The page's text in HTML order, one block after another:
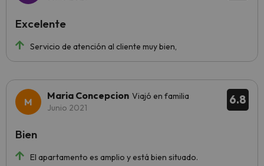
Servicio de atención al cliente muy bien,
Excelente
6.8
Maria Concepcion Viajó en familia
Junio 2021
El apartamento es amplio y está bien situado.
Bien